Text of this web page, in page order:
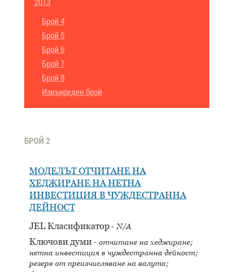
Брой 4
Брой 5
Брой 6
Брой 7
Брой 8
Извънреден брой
БРОЙ 2
МОДЕЛЪТ ОТЧИТАНЕ НА
ХЕДЖИРАНЕ НА НЕТНА
ИНВЕСТИЦИЯ В ЧУЖДЕСТРАННА
ДЕЙНОСТ
JEL Класификатор
N/A
Ключови думи
отчитане на хеджиране;
нетна инвестиция в чуждестранна дейност;
резерв от преизчисляване на валута;